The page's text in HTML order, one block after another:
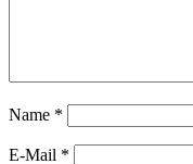
Name *
E-Mail *